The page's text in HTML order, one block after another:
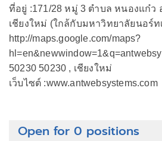
ที่อยู่ :171/28 หมู่ 3 ตำบล หนองแก๋ว
เชียงใหม่ (ใกล้กับมหาวิทยาลัยนอร์
http://maps.google.com/maps?
50230 50230 , เชียงใหม่
เว็บไซต์ :www.antwebsystems.com
Open for 0 positions